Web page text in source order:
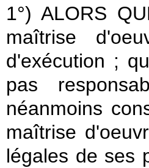
1°) ALORS
maîtrise
d'exécution ;
pas
néanmoins
maîtrise
légales de ses